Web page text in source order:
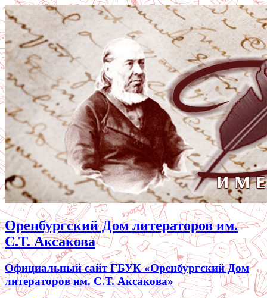
Оренбургский Дом литераторов им.
С.Т. Аксакова
Официальный сайт ГБУК «Оренбургский Дом
литераторов им. С.Т. Аксакова»